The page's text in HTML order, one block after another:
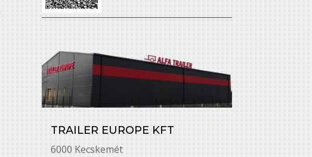
TRAILER EUROPE KFT
6000 Kecskemét